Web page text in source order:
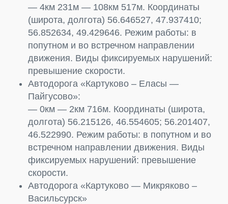
— 4км 231м — 108км 517м. Координаты
(широта, долгота) 56.646527, 47.937410;
56.852634, 49.429646. Режим работы: в
попутном и во встречном направлении
движения. Виды фиксируемых нарушений:
превышение скорости.
Автодорога «Картуково – Еласы —
Пайгусово»:
— 0км — 2км 716м. Координаты (широта,
долгота) 56.215126, 46.554605; 56.201407,
46.522990. Режим работы: в попутном и во
встречном направлении движения. Виды
фиксируемых нарушений: превышение
скорости.
Автодорога «Картуково — Микряково –
Васильсурск»